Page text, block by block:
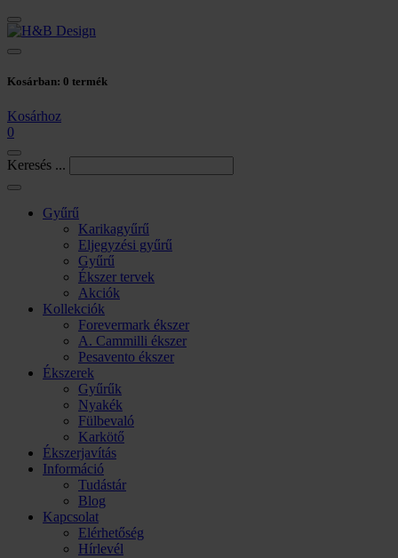
Kosárban: 0 termék
Kosárhoz
0
Keresés ...
Gyűrű
Karikagyűrű
Eljegyzési gyűrű
Gyűrű
Ékszer tervek
Akciók
Kollekciók
Forevermark ékszer
A. Cammilli ékszer
Pesavento ékszer
Ékszerek
Gyűrűk
Nyakék
Fülbevaló
Karkötő
Ékszerjavítás
Információ
Tudástár
Blog
Kapcsolat
Elérhetőség
Hírlevél